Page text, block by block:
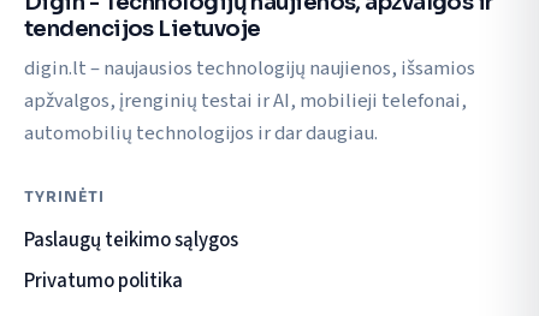
tendencijos Lietuvoje
digin.lt – naujausios technologijų naujienos, išsamios
apžvalgos, įrenginių testai ir AI, mobilieji telefonai,
automobilių technologijos ir dar daugiau.
TYRINĖTI
Paslaugų teikimo sąlygos
Privatumo politika